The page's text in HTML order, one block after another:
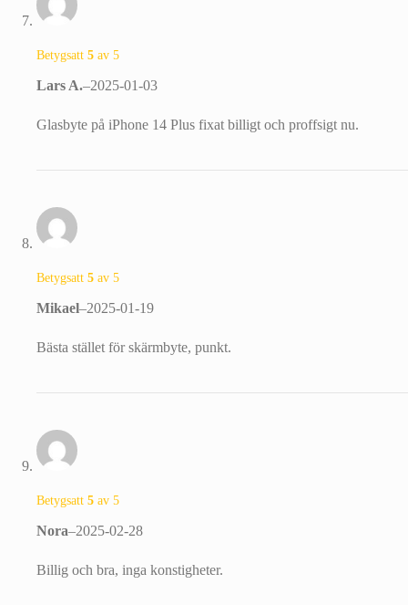
Betygsatt 5 av 5
Lars A.–2025-01-03
Glasbyte på iPhone 14 Plus fixat billigt och proffsigt nu.
Betygsatt 5 av 5
Mikael–2025-01-19
Bästa stället för skärmbyte, punkt.
Betygsatt 5 av 5
Nora–2025-02-28
Billig och bra, inga konstigheter.